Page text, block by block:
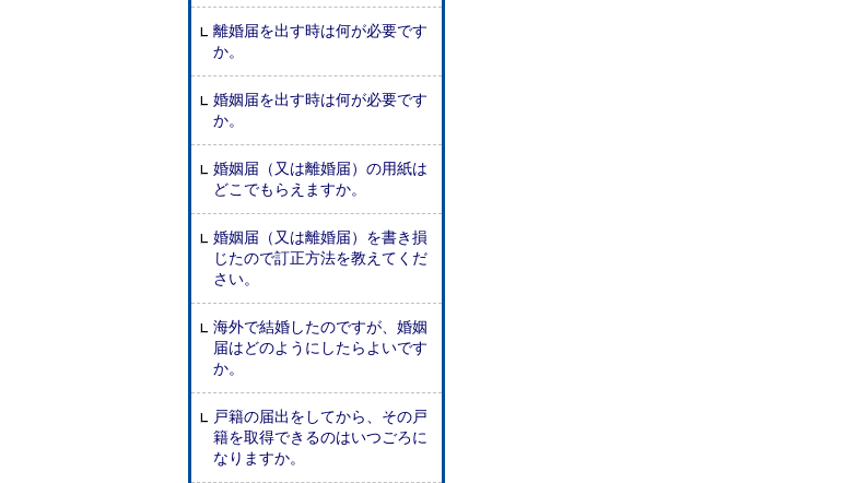
離婚届を出す時は何が必要です
か。
婚姻届を出す時は何が必要です
か。
婚姻届（又は離婚届）の用紙は
どこでもらえますか。
婚姻届（又は離婚届）を書き損
じたので訂正方法を教えてくだ
さい。
海外で結婚したのですが、婚姻
届はどのようにしたらよいです
か。
戸籍の届出をしてから、その戸
籍を取得できるのはいつごろに
なりますか。